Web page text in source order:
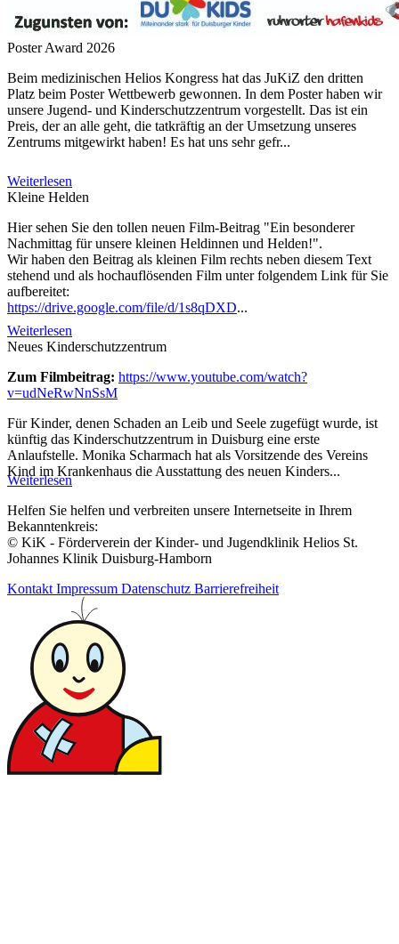
Poster Award 2026
Beim medizinischen Helios Kongress hat das JuKiZ den dritten
Platz beim Poster Wettbewerb gewonnen. In dem Poster haben wir
unsere Jugend- und Kinderschutzzentrum vorgestellt. Das ist ein
Preis, der an alle geht, die tatkräftig an der Umsetzung unseres
Zentrums mitgewirkt haben! Es hat uns sehr gefr...
Weiterlesen
Kleine Helden
Hier sehen Sie den tollen neuen Film-Beitrag "Ein besonderer
Nachmittag für unsere kleinen Heldinnen und Helden!".
Wir haben den Beitrag als kleinen Film rechts neben diesem Text
stehend und als hochauflösenden Film unter folgendem Link für Sie
aufbereitet:
https://drive.google.com/file/d/1s8qDXD...
Weiterlesen
Neues Kinderschutzzentrum
Zum Filmbeitrag: https://www.youtube.com/watch?
v=udNeRwNnSsM
Für Kinder, denen Schaden an Leib und Seele zugefügt wurde, ist
künftig das Kinderschutzzentrum in Duisburg eine erste
Anlaufstelle. Monika Scharmach hat als Vorsitzende des Vereins
Kind im Krankenhaus die Ausstattung des neuen Kinders...
Weiterlesen
Helfen Sie helfen und verbreiten unsere Internetseite in Ihrem
Bekanntenkreis:
© KiK - Förderverein der Kinder- und Jugendklinik Helios St.
Johannes Klinik Duisburg-Hamborn
Kontakt Impressum Datenschutz Barrierefreiheit